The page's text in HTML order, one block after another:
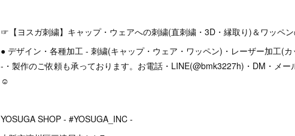
☞【ヨスガ刺繍】キャップ・ウェアへの刺繍(直刺繍・3D・縁取り)＆ワッペン
● デザイン・各種加工 - 刺繍(キャップ・ウェア・ワッペン)・レーザー加工(
-・製作のご依頼も承っております。お電話・LINE(@bmk3227h)・DM・メ
☺︎
YOSUGA SHOP - #YOSUGA_INC -